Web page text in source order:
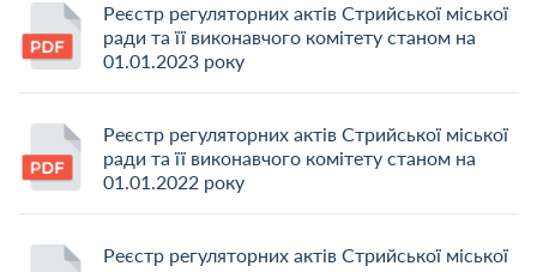
Реєстр регуляторних актів Стрийської міської
ради та її виконавчого комітету станом на
01.01.2023 року
Реєстр регуляторних актів Стрийської міської
ради та її виконавчого комітету станом на
01.01.2022 року
Реєстр регуляторних актів Стрийської міської